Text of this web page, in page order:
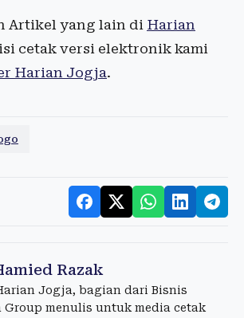
Artikel yang lain di Harian
cetak versi elektronik kami
Harian Jogja.
Razak
Jogja, bagian dari Bisnis
Group menulis untuk media cetak